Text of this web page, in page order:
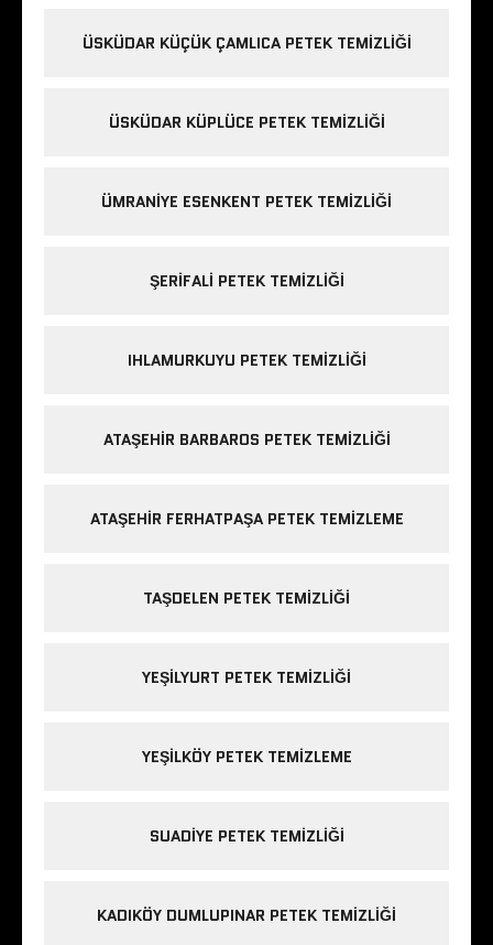
ÜSKÜDAR KÜÇÜK ÇAMLICA PETEK TEMIZLIĞI
ÜSKÜDAR KÜPLÜCE PETEK TEMIZLIĞI
ÜMRANIYE ESENKENT PETEK TEMIZLIĞI
ŞERIFALI PETEK TEMIZLIĞI
IHLAMURKUYU PETEK TEMIZLIĞI
ATAŞEHIR BARBAROS PETEK TEMIZLIĞI
ATAŞEHIR FERHATPAŞA PETEK TEMIZLEME
TAŞDELEN PETEK TEMIZLIĞI
YEŞILYURT PETEK TEMIZLIĞI
YEŞILKÖY PETEK TEMIZLEME
SUADIYE PETEK TEMIZLIĞI
KADIKÖY DUMLUPINAR PETEK TEMIZLIĞI